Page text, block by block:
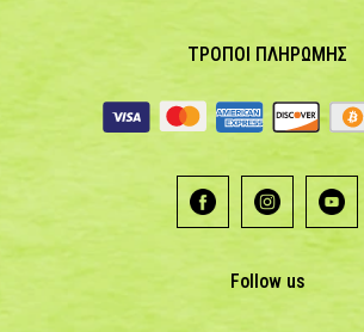
ΤΡΟΠΟΙ ΠΛΗΡΩΜΗΣ
Follow us